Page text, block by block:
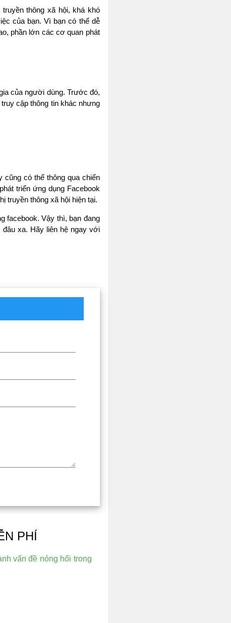
thông xã hội, khá khó
của bạn. Vì bạn có thể dễ
phần lớn các cơ quan phát
của người dùng. Trước đó,
cập thông tin khác nhưng
có thể thông qua chiến
triển ứng dụng Facebook
truyền thông xã hội hiện tại.
facebook. Vậy thì, bạn đang
xa. Hãy liên hệ ngay với
PHÍ
vấn đề nóng hổi trong